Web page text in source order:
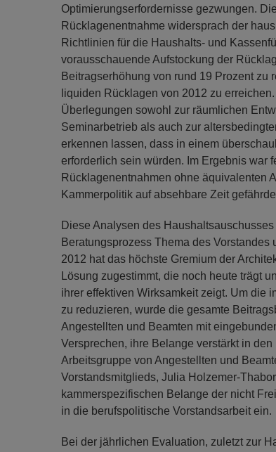
Optimierungserfordernisse gezwungen.
Rücklagenentnahme widersprach der
Richtlinien für die Haushalts- und
vorausschauende Aufstockung der
Beitragserhöhung von rund 19 Prozent zu
liquiden Rücklagen von 2012 zu
Überlegungen sowohl zur räumlichen
Seminarbetrieb als auch zur
erkennen lassen, dass in einem
erforderlich sein würden. Im Ergebnis war
Rücklagenentnahmen ohne äquivalenten
Kammerpolitik auf absehbare Zeit
Diese Analysen des
Beratungsprozess Thema des
2012 hat das höchste Gremium der
Lösung zugestimmt, die noch heute trägt
ihrer effektiven Wirksamkeit zeigt. Um die
zu reduzieren, wurde die gesamte
Angestellten und Beamten mit
Versprechen, ihre Belange verstärkt in
Arbeitsgruppe von Angestellten und
Vorstandsmitglieds, Julia Holzemer-
kammerspezifischen Belange der nicht
in die berufspolitische Vorstandsarbeit ein.
Bei der jährlichen Evaluation, zuletzt zur